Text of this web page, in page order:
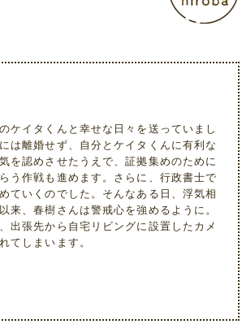
ケイタくんと幸せな日々を送っていまし
は離婚せず、自分とケイタくんに有利な
を認めさせたうえで、証拠集めのために
う作戦も進めます。さらに、行政書士で
ていくのでした。そんなある日、浮気相
、春樹さんは警戒心を強めるように。
出張先から自宅リビングに設置したカメ
しまいます。